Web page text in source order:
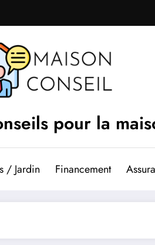
pour la
/ Jardin Financement